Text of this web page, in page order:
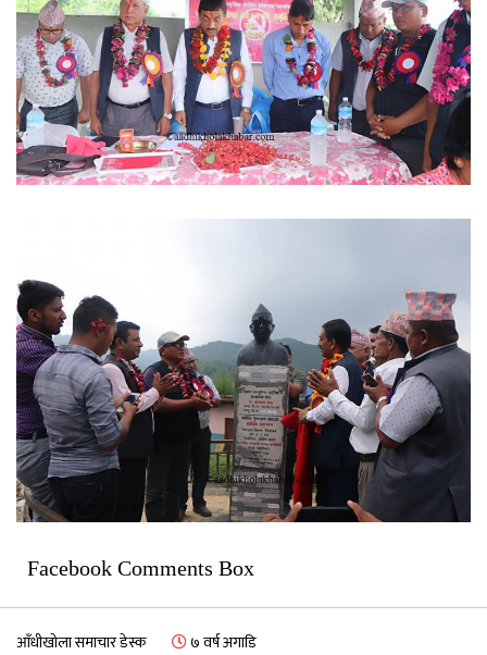
Facebook Comments Box
आँधीखोला समाचार डेस्क ७ वर्ष अगाडि